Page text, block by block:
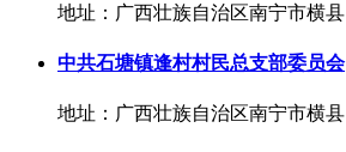
地址：广西壮族自治区南宁市横县
中共石塘镇逢村村民总支部委员会
地址：广西壮族自治区南宁市横县